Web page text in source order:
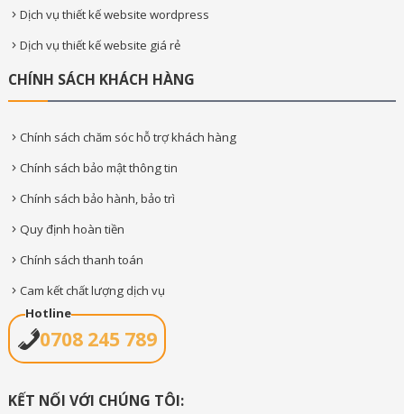
Dịch vụ thiết kế website wordpress
Dịch vụ thiết kế website giá rẻ
CHÍNH SÁCH KHÁCH HÀNG
Chính sách chăm sóc hỗ trợ khách hàng
Chính sách bảo mật thông tin
Chính sách bảo hành, bảo trì
Quy định hoàn tiền
Chính sách thanh toán
Cam kết chất lượng dịch vụ
Hotline
0708 245 789
KẾT NỐI VỚI CHÚNG TÔI: